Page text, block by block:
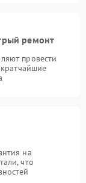
ремонт
провести
на
что